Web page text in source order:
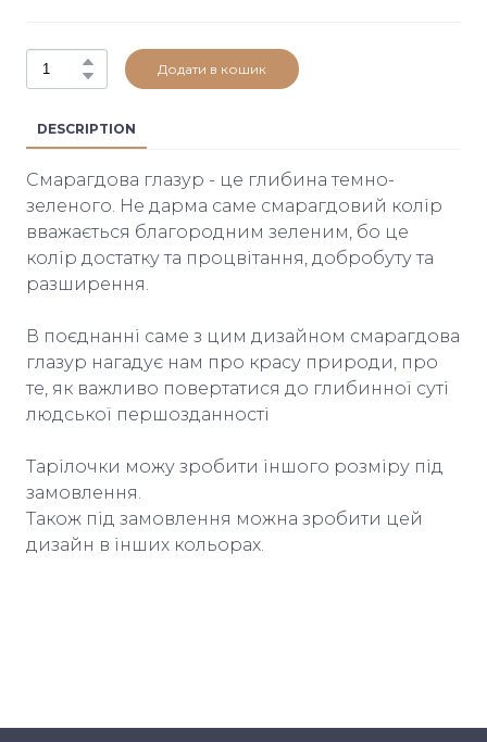
Додати в кошик
DESCRIPTION
Смарагдова глазур - це глибина темно-
зеленого. Не дарма саме смарагдовий колір
вважається благородним зеленим, бо це
колір достатку та процвітання, добробуту та
разширення.
В поєднанні саме з цим дизайном смарагдова
глазур нагадує нам про красу природи, про
те, як важливо повертатися до глибинної суті
людської першозданності
Тарілочки можу зробити іншого розміру під
замовлення.
Також під замовлення можна зробити цей
дизайн в інших кольорах.